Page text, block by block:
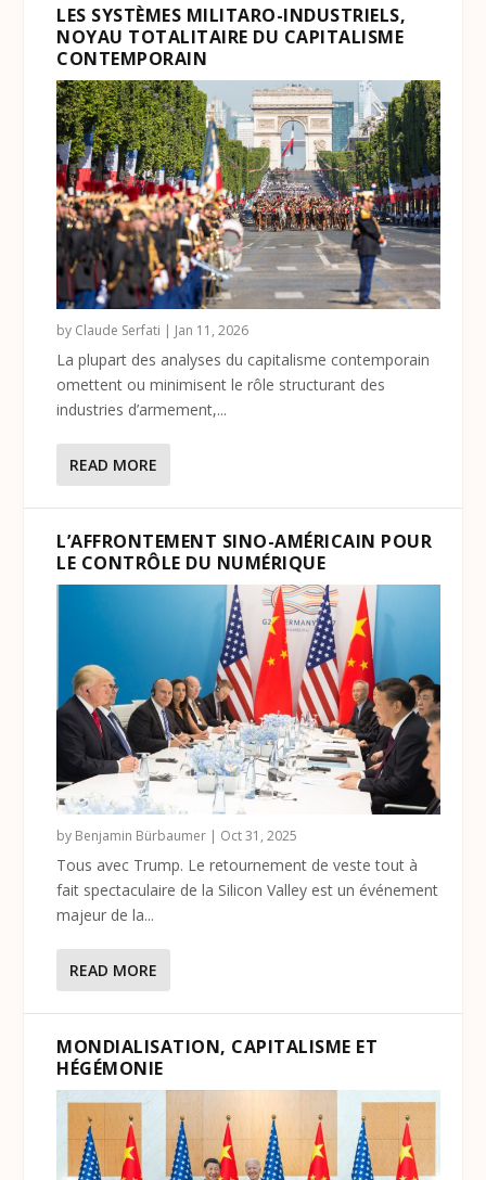
LES SYSTÈMES MILITARO-INDUSTRIELS,
NOYAU TOTALITAIRE DU CAPITALISME
CONTEMPORAIN
by Claude Serfati | Jan 11, 2026
La plupart des analyses du capitalisme contemporain
omettent ou minimisent le rôle structurant des
industries d’armement,...
READ MORE
L’AFFRONTEMENT SINO-AMÉRICAIN POUR
LE CONTRÔLE DU NUMÉRIQUE
by Benjamin Bürbaumer | Oct 31, 2025
Tous avec Trump. Le retournement de veste tout à
fait spectaculaire de la Silicon Valley est un événement
majeur de la...
READ MORE
MONDIALISATION, CAPITALISME ET
HÉGÉMONIE